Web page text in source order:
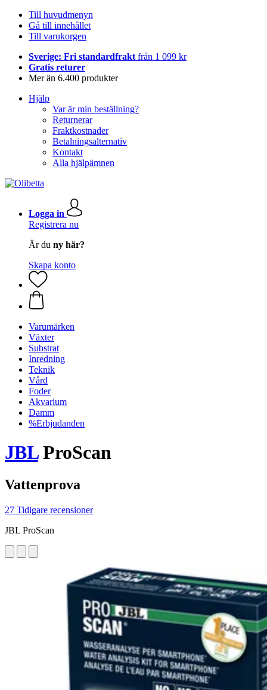
Till huvudmenyn
Gå till innehållet
Till varukorgen
Sverige: Fri standardfrakt från 1 099 kr
Gratis returer
Mer än 6.400 produkter
Hjälp
Var är min beställning?
Returnerar
Fraktkostnader
Betalningsalternativ
Kontakt
Alla hjälpämnen
Logga in
Registrera nu
Är du ny här?
Skapa konto
Varumärken
Växter
Substrat
Inredning
Teknik
Vård
Foder
Akvarium
Damm
%Erbjudanden
JBLProScan
Vattenprova
27 Tidigare recensioner
JBL ProScan